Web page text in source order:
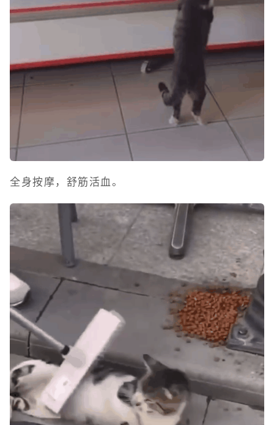
全身按摩，舒筋活血。